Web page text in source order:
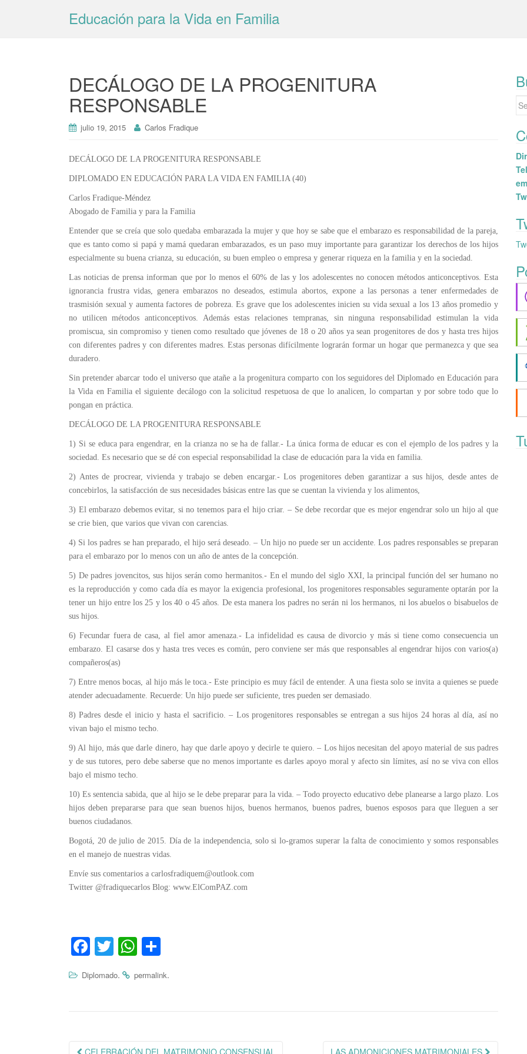
Educación para la Vida en Familia
DECÁLOGO DE LA PROGENITURA
RESPONSABLE
julio 19, 2015 Carlos Fradique
DECÁLOGO DE LA PROGENITURA RESPONSABLE
DIPLOMADO EN EDUCACIÓN PARA LA VIDA EN FAMILIA (40)
Carlos Fradique-Méndez
Abogado de Familia y para la Familia
Entender que se creía que solo quedaba embarazada la mujer y que hoy se sabe que el embarazo es responsabilidad de la pareja,
que es tanto como si papá y mamá quedaran embarazados, es un paso muy importante para garantizar los derechos de los hijos
especialmente su buena crianza, su educación, su buen empleo o empresa y generar riqueza en la familia y en la sociedad.
Las noticias de prensa informan que por lo menos el 60% de las y los adolescentes no conocen métodos anticonceptivos. Esta
ignorancia frustra vidas, genera embarazos no deseados, estimula abortos, expone a las personas a tener enfermedades de
trasmisión sexual y aumenta factores de pobreza. Es grave que los adolescentes inicien su vida sexual a los 13 años promedio y
no utilicen métodos anticonceptivos. Además estas relaciones tempranas, sin ninguna responsabilidad estimulan la vida
promiscua, sin compromiso y tienen como resultado que jóvenes de 18 o 20 años ya sean progenitores de dos y hasta tres hijos
con diferentes padres y con diferentes madres. Estas personas difícilmente lograrán formar un hogar que permanezca y que sea
duradero.
Sin pretender abarcar todo el universo que atañe a la progenitura comparto con los seguidores del Diplomado en Educación para
la Vida en Familia el siguiente decálogo con la solicitud respetuosa de que lo analicen, lo compartan y por sobre todo que lo
pongan en práctica.
DECÁLOGO DE LA PROGENITURA RESPONSABLE
1) Si se educa para engendrar, en la crianza no se ha de fallar.- La única forma de educar es con el ejemplo de los padres y la
sociedad. Es necesario que se dé con especial responsabilidad la clase de educación para la vida en familia.
2) Antes de procrear, vivienda y trabajo se deben encargar.- Los progenitores deben garantizar a sus hijos, desde antes de
concebirlos, la satisfacción de sus necesidades básicas entre las que se cuentan la vivienda y los alimentos,
3) El embarazo debemos evitar, si no tenemos para el hijo criar. – Se debe recordar que es mejor engendrar solo un hijo al que
se crie bien, que varios que vivan con carencias.
4) Si los padres se han preparado, el hijo será deseado. – Un hijo no puede ser un accidente. Los padres responsables se preparan
para el embarazo por lo menos con un año de antes de la concepción.
5) De padres jovencitos, sus hijos serán como hermanitos.- En el mundo del siglo XXI, la principal función del ser humano no
es la reproducción y como cada día es mayor la exigencia profesional, los progenitores responsables seguramente optarán por la
tener un hijo entre los 25 y los 40 o 45 años. De esta manera los padres no serán ni los hermanos, ni los abuelos o bisabuelos de
sus hijos.
6) Fecundar fuera de casa, al fiel amor amenaza.- La infidelidad es causa de divorcio y más si tiene como consecuencia un
embarazo. El casarse dos y hasta tres veces es común, pero conviene ser más que responsables al engendrar hijos con varios(a)
compañeros(as)
7) Entre menos bocas, al hijo más le toca.- Este principio es muy fácil de entender. A una fiesta solo se invita a quienes se puede
atender adecuadamente. Recuerde: Un hijo puede ser suficiente, tres pueden ser demasiado.
8) Padres desde el inicio y hasta el sacrificio. – Los progenitores responsables se entregan a sus hijos 24 horas al día, así no
vivan bajo el mismo techo.
9) Al hijo, más que darle dinero, hay que darle apoyo y decirle te quiero. – Los hijos necesitan del apoyo material de sus padres
y de sus tutores, pero debe saberse que no menos importante es darles apoyo moral y afecto sin límites, así no se viva con ellos
bajo el mismo techo.
10) Es sentencia sabida, que al hijo se le debe preparar para la vida. – Todo proyecto educativo debe planearse a largo plazo. Los
hijos deben prepararse para que sean buenos hijos, buenos hermanos, buenos padres, buenos esposos para que lleguen a ser
buenos ciudadanos.
Bogotá, 20 de julio de 2015. Día de la independencia, solo si lo-gramos superar la falta de conocimiento y somos responsables
en el manejo de nuestras vidas.
Envíe sus comentarios a carlosfradiquem@outlook.com
Twitter @fradiquecarlos Blog: www.ElComPAZ.com
Fa
bo
T
tte
W
ts
m
Diplomado. permalink.
CELEBRACIÓN DEL MATRIMONIO CONSENSUAL LAS ADMONICIONES MATRIMONIALES